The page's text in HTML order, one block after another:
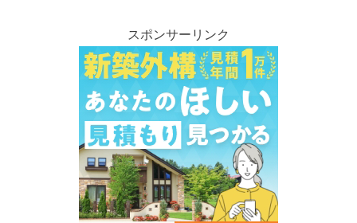
スポンサーリンク